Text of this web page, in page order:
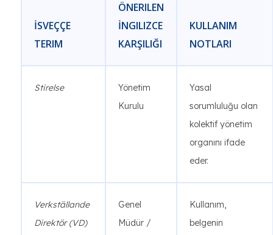
İSVEÇÇE
TERIM
ÖNERILEN
İNGILIZCE
KARŞILIĞI
KULLANIM
NOTLARI
Stirelse
Yönetim
Kurulu
Yasal
sorumluluğu olan
kolektif yönetim
organını ifade
eder.
Verkställande
Direktör (VD)
Genel
Müdür /
Kullanım,
belgenin